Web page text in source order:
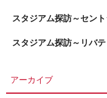
スタジアム探訪～セン
スタジアム探訪～リバテ
アーカイブ